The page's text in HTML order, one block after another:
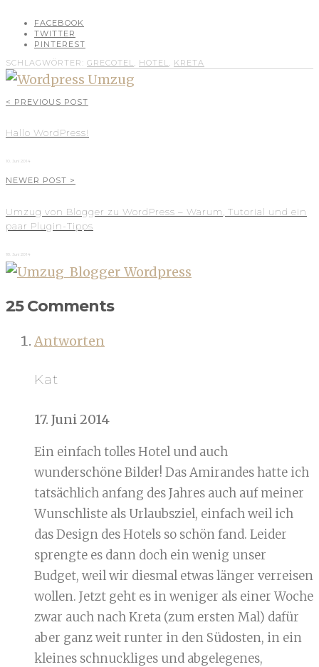
FACEBOOK
TWITTER
PINTEREST
SCHLAGWÖRTER: GRECOTEL HOTEL KRETA
< PREVIOUS POST
Hallo WordPress!
10. Juni 2014
NEWER POST >
Umzug von Blogger zu WordPress – Warum, Tutorial und ein
paar Plugin-Tipps
18. Juni 2014
25 Comments
Antworten
Kat
17. Juni 2014
Ein einfach tolles Hotel und auch
wunderschöne Bilder! Das Amirandes hatte ich
tatsächlich anfang des Jahres auch auf meiner
Wunschliste als Urlaubsziel, einfach weil ich
das Design des Hotels so schön fand. Leider
sprengte es dann doch ein wenig unser
Budget, weil wir diesmal etwas länger verreisen
wollen. Jetzt geht es in weniger als einer Woche
zwar auch nach Kreta (zum ersten Mal) dafür
aber ganz weit runter in den Südosten, in ein
kleines schnuckliges und abgelegenes,